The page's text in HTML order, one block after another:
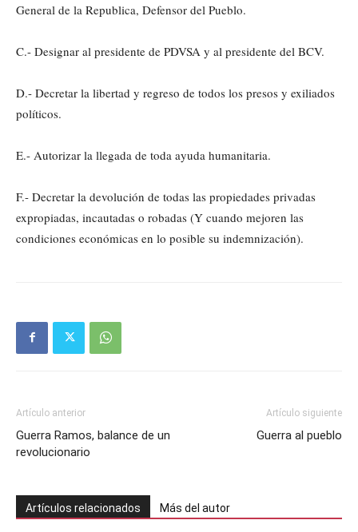
General de la Republica, Defensor del Pueblo.
C.- Designar al presidente de PDVSA y al presidente del BCV.
D.- Decretar la libertad y regreso de todos los presos y exiliados
políticos.
E.- Autorizar la llegada de toda ayuda humanitaria.
F.- Decretar la devolución de todas las propiedades privadas
expropiadas, incautadas o robadas (Y cuando mejoren las
condiciones económicas en lo posible su indemnización).
Artículo anterior
Guerra Ramos, balance de un
revolucionario
Artículo siguiente
Guerra al pueblo
Artículos relacionados Más del autor